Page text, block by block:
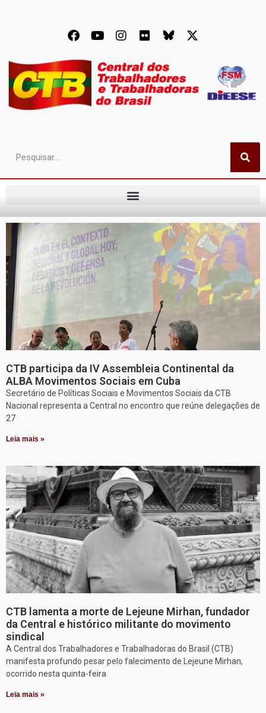
CTB participa da IV Assembleia Continental da
ALBA Movimentos Sociais em Cuba
Secretário de Políticas Sociais e Movimentos Sociais da CTB
Nacional representa a Central no encontro que reúne delegações de
27
Leia mais »
CTB lamenta a morte de Lejeune Mirhan, fundador
da Central e histórico militante do movimento
sindical
A Central dos Trabalhadores e Trabalhadoras do Brasil (CTB)
manifesta profundo pesar pelo falecimento de Lejeune Mirhan,
ocorrido nesta quinta-feira
Leia mais »